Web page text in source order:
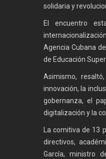
solidaria y
El encuentro
Agencia Cubana
de Educación
Asimismo,
innovación, la
gobernanza, el
digitalización y la
La comitiva de 13
directivos,
García, ministro